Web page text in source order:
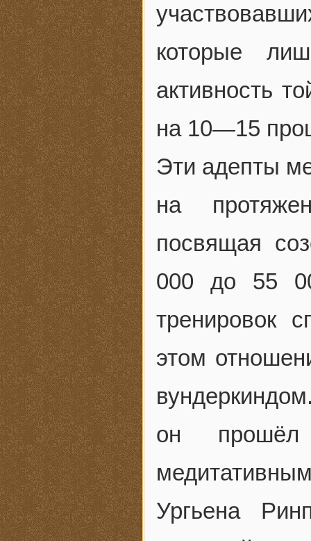
которые
активность
на 10—15
Эти адепты
на
посвящая
000 до 55
тренировок
этом
он прошёл
Ургьена